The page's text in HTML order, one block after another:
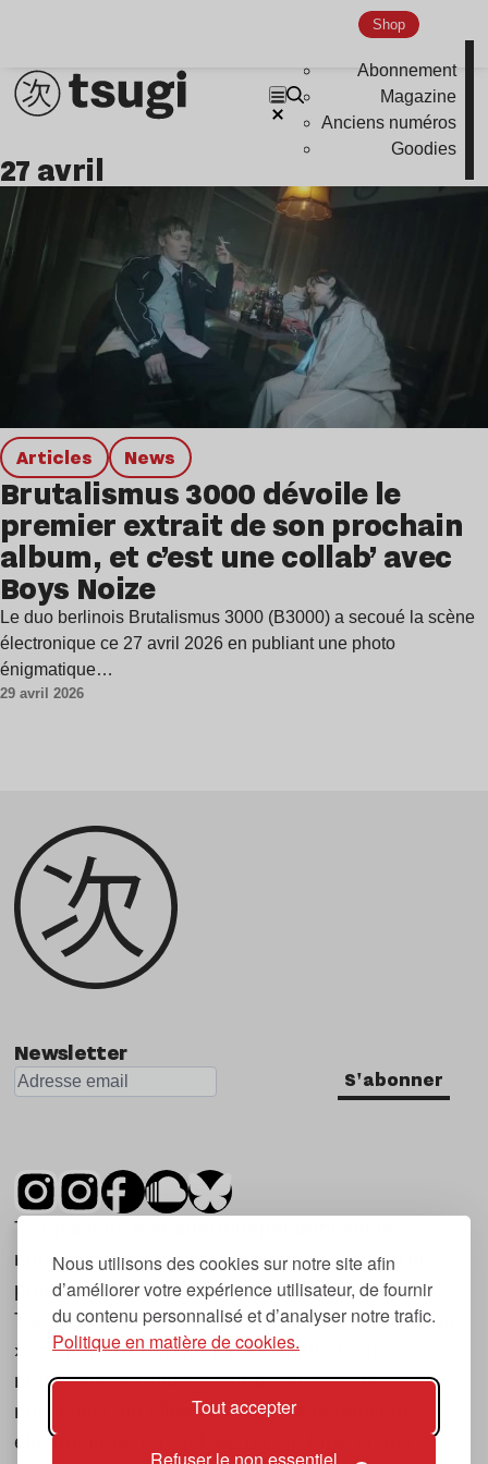
Nous utilisons des cookies sur notre site afin
d’améliorer votre expérience utilisateur, de fournir
du contenu personnalisé et d’analyser notre trafic.
Politique en matière de cookies.
Tout accepter
Shop
Abonnement
Magazine
Anciens numéros
Goodies
27 avril
Articles news
Brutalismus 3000 dévoile le
premier extrait de son prochain
album, et c’est une collab’ avec
Boys Noize
Le duo berlinois Brutalismus 3000 (B3000) a secoué la scène
électronique ce 27 avril 2026 en publiant une photo
énigmatique…
29 avril 2026
Newsletter
S'abonner
Tsugi est un mensuel indépendant sur la
musique et les nouvelles tendances, dont la
première parution date de 2007.
Tsugi en japonais signifie « prochain », « suivant
», ce qui correspond à la thématique du
magazine, à l’affût des nouvelles tendances
musicales, qu’elles viennent de la musique
électronique, du rock ou du hip hop, et des